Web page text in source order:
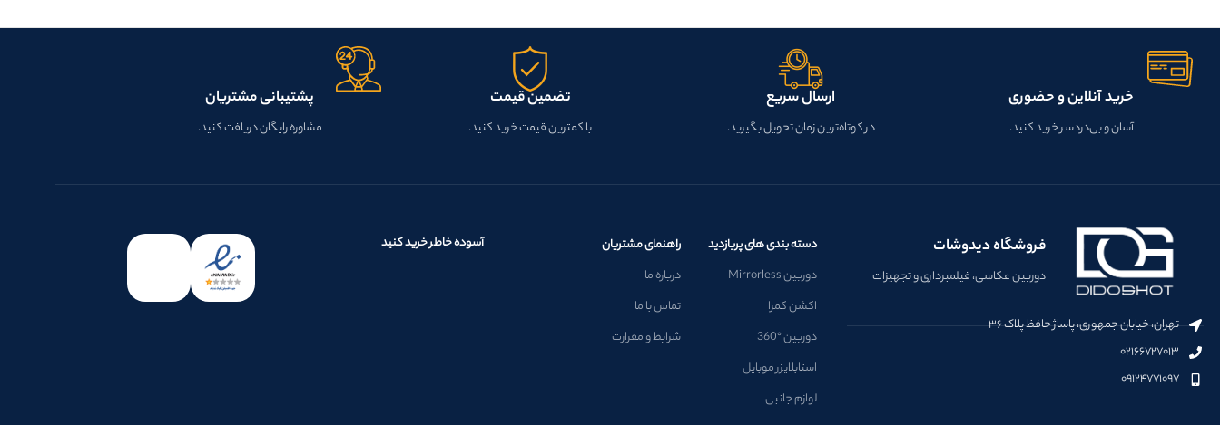
خرید آنلاین و حضوری
آسان و بی‌دردسر خرید کنید.
ارسال سریع
در کوتاه‌ترین زمان تحویل بگیرید.
تضمین قیمت
با کمترین قیمت خرید کنید.
پشتیبانی مشتریان
مشاوره رایگان دریافت کنید.
فروشگاه دیدوشات
دوربین عکاسی، فیلمبرداری و تجهیزات
تهران، خیابان جمهوری، پاساژ حافظ پلاک ۳۶
۰۲۱۶۶۷۲۷۰۱۳
۰۹۱۲۴۷۷۱۰۹۷
دسته بندی های پربازدید
دوربین Mirrorless
اکشن کمرا
دوربین °360
استابلایزر موبایل
لوازم جانبی
راهنمای مشتریان
درباره ما
تماس با ما
شرایط و مقرارت
آسوده خاطر خرید کنید